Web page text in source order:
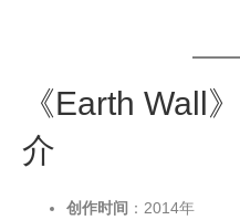
《Earth Wall
介
创作时间 ：2014年